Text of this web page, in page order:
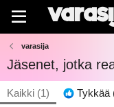
varasija
Jäsenet, jotka
Kaikki (1) Tykkää